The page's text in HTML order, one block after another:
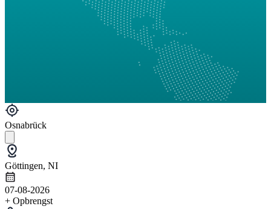
Osnabrück
Göttingen, NI
07-08-2026
+ Opbrengst